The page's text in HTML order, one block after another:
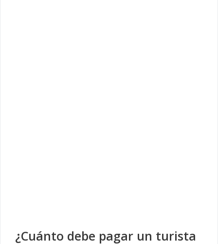
¿Cuánto debe pagar un turista